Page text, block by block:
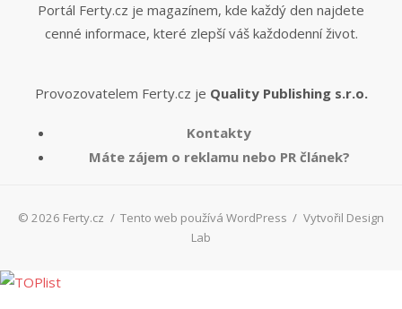
Portál Ferty.cz je magazínem, kde každý den najdete
cenné informace, které zlepší váš každodenní život.
Provozovatelem Ferty.cz je Quality Publishing s.r.o.
Kontakty
Máte zájem o reklamu nebo PR článek?
© 2026 Ferty.cz / Tento web používá WordPress / Vytvořil Design
Lab